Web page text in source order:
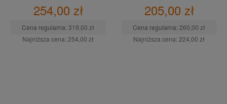
254,00 zł
Cena regularna: 319,00 zł
Najniższa cena: 254,00 zł
205,00 zł
Cena regularna: 260,00 zł
Najniższa cena: 224,00 zł